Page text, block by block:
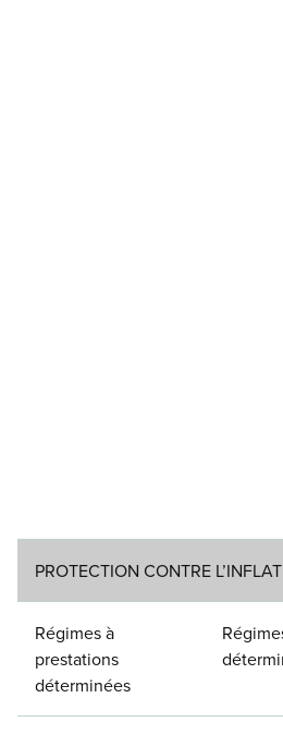
PROTECTION CONTRE
Régimes à
prestations
déterminées